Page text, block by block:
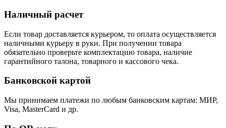
Наличный расчет
Если товар доставляется курьером, то оплата осуществляется
наличными курьеру в руки. При получении товара
обязательно проверьте комплектацию товара, наличие
гарантийного талона, товарного и кассового чека.
Банковской картой
Мы принимаем платежи по любым банковским картам: МИР,
Visa, MasterCard и др.